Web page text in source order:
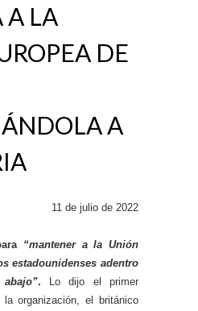
A LA
DE
A
11 de julio de 2022
“mantener a la Unión
estadounidenses adentro
. Lo dijo el primer
organización, el británico